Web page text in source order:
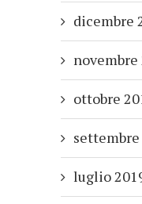
dicembre
novembre
ottobre
settembre
luglio